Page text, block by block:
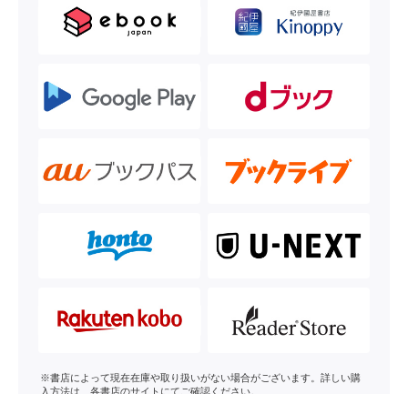
※書店によって現在在庫や取り扱いがない場合がございます。詳しい購
入方法は、各書店のサイトにてご確認ください。